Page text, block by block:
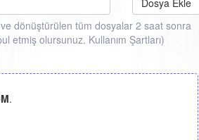
Dosya Ekle
ve dönüştürülen tüm dosyalar 2 saat sonra
etmiş olursunuz. Kullanım Şartları)
.